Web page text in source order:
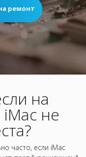
ремонт
на
не
часто, если iMac